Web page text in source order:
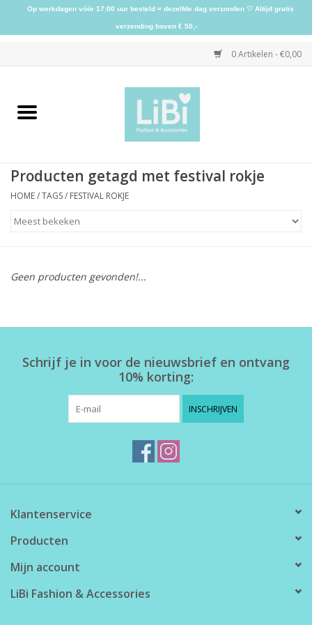
0 Artikelen - €0,00
Home
Schoenen
Herensokken
Producten getagd met festival rokje
HOME/TAGS/ FESTIVAL ROKJE
Geen producten gevonden!...
Schrijf je in voor de nieuwsbrief en ontvang
10% korting:
INSCHRIJVEN
Klantenservice
Producten
Mijn account
LiBi Fashion & Accessories
Op werkdagen vóór 17:00 uur besteld = dezelfde dag verzonden ♡ Altijd gratis
verzending boven € 50,-